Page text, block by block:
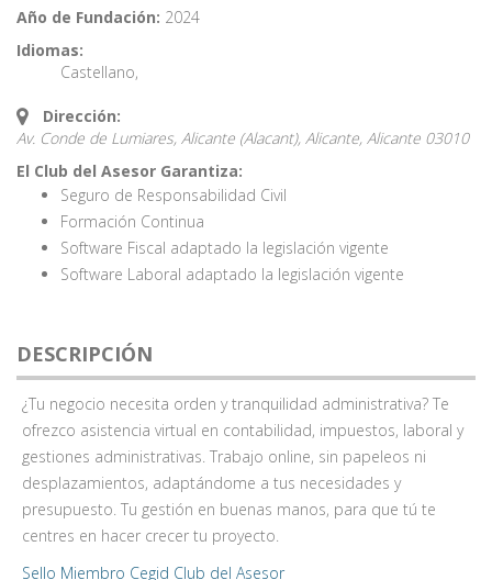
Año de Fundación: 2024
Idiomas:
Castellano,
Dirección:
Av. Conde de Lumiares, Alicante (Alacant), Alicante, Alicante 03010
El Club del Asesor Garantiza:
Seguro de Responsabilidad Civil
Formación Continua
Software Fiscal adaptado la legislación vigente
Software Laboral adaptado la legislación vigente
DESCRIPCIÓN
¿Tu negocio necesita orden y tranquilidad administrativa? Te
ofrezco asistencia virtual en contabilidad, impuestos, laboral y
gestiones administrativas. Trabajo online, sin papeleos ni
desplazamientos, adaptándome a tus necesidades y
presupuesto. Tu gestión en buenas manos, para que tú te
centres en hacer crecer tu proyecto.
Sello Miembro Cegid Club del Asesor